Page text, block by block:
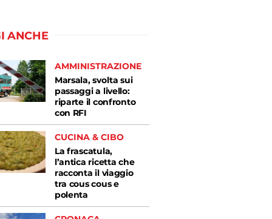
ANCHE
AMMINISTRAZIONE
Marsala, svolta sui
passaggi a livello:
riparte il confronto
con RFI
CUCINA & CIBO
La frascatula,
l’antica ricetta che
racconta il viaggio
tra cous cous e
polenta